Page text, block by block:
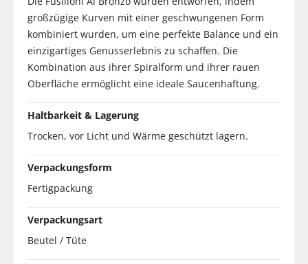
großzügige Kurven mit einer geschwungenen Form
kombiniert wurden, um eine perfekte Balance und ein
einzigartiges Genusserlebnis zu schaffen. Die
Kombination aus ihrer Spiralform und ihrer rauen
Oberfläche ermöglicht eine ideale Saucenhaftung.
Haltbarkeit & Lagerung
Trocken, vor Licht und Wärme geschützt lagern.
Verpackungsform
Fertigpackung
Verpackungsart
Beutel / Tüte